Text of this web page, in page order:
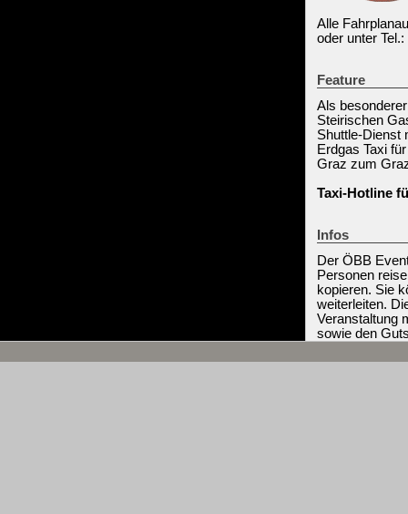
Alle
oder unter
Feature
Als
Steirischen
Shuttle-Dienst
Erdgas Taxi
Graz zum
Taxi-Hotline
Infos
Der ÖBB
Personen
kopieren. Sie
weiterleiten.
Veranstaltung
sowie den